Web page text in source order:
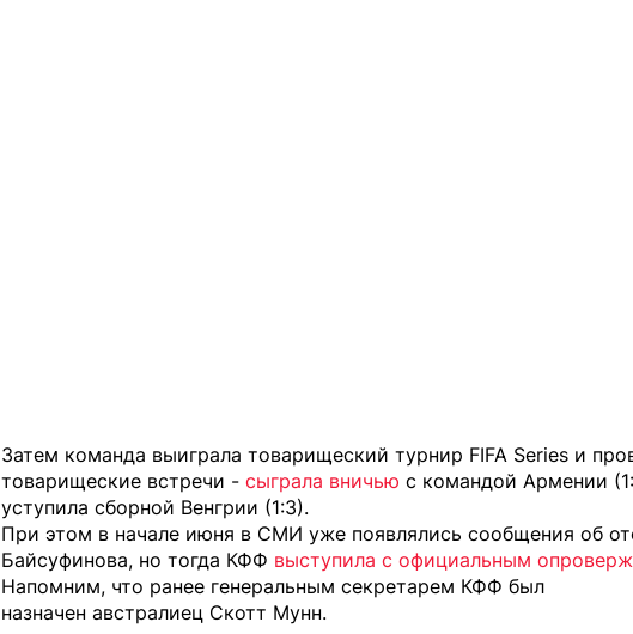
Затем команда выиграла товарищеский турнир FIFA Series и
товарищеские встречи - сыграла вничью с командой Армении
уступила сборной Венгрии (1:3).
При этом в начале июня в СМИ уже появлялись сообщения об
Байсуфинова, но тогда КФФ выступила с официальным
Напомним, что ранее генеральным секретарем КФФ был
назначен австралиец Скотт Мунн.